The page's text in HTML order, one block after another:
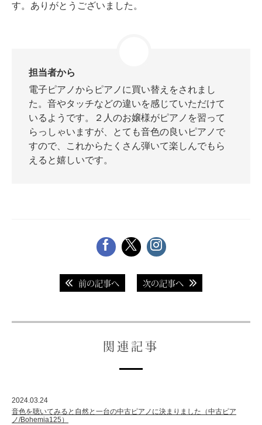
スタッフ紹介
す。ありがとうございました。
担当者から
電子ピアノからピアノに買い替えをされまし
た。音やタッチなどの違いを感じていただけて
いるようです。２人のお嬢様がピアノを習って
らっしゃいますが、とても音色の良いピアノで
すので、これからたくさん弾いて楽しんでもら
えると嬉しいです。
前の記事へ 次の記事へ
関連記事
2024.03.24
音色を聴いてみると自然と一台の中古ピアノに決まりました（中古ピア
ノ/Bohemia125）